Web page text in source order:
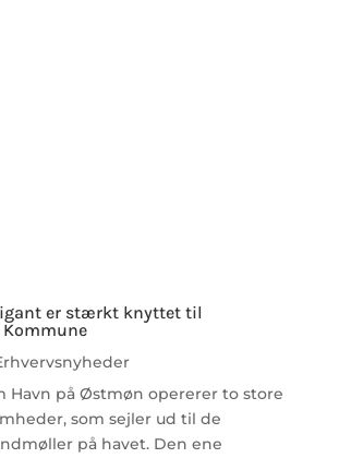
er stærkt knyttet til
Havn på Østmøn opererer to store
som sejler ud til de
på havet. Den ene